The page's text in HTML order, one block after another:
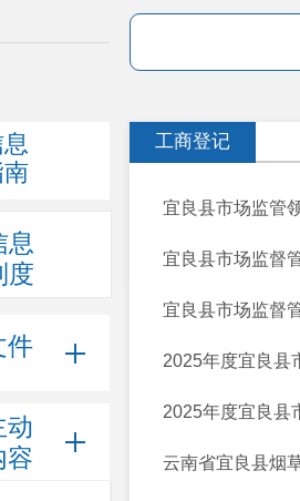
息
度
件
动
容
工商登记
宜良县市场监管
宜良县市场监督
宜良县市场监督
2025年度宜良县
2025年度宜良县
云南省宜良县烟